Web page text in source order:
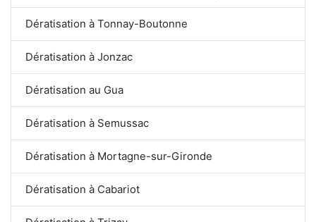
Dératisation à Tonnay-Boutonne
Dératisation à Jonzac
Dératisation au Gua
Dératisation à Semussac
Dératisation à Mortagne-sur-Gironde
Dératisation à Cabariot